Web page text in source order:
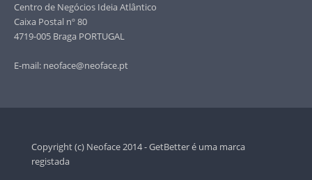
Centro de Negócios Ideia Atlântico
Caixa Postal nº 80
4719-005 Braga PORTUGAL
E-mail: neoface@neoface.pt
Copyright (c) Neoface 2014 - GetBetter é uma marca
registada